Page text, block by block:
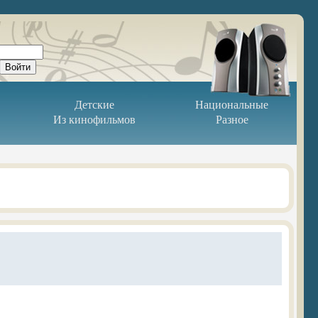
Детские
Национальные
Из кинофильмов Разное